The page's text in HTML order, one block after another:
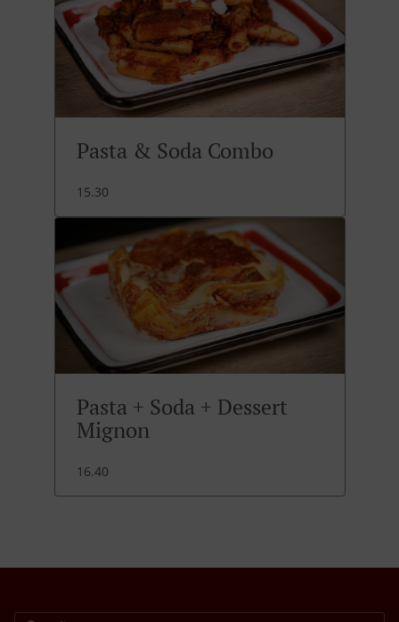
Pasta & Soda Combo
15.30
Pasta + Soda + Dessert
Mignon
16.40